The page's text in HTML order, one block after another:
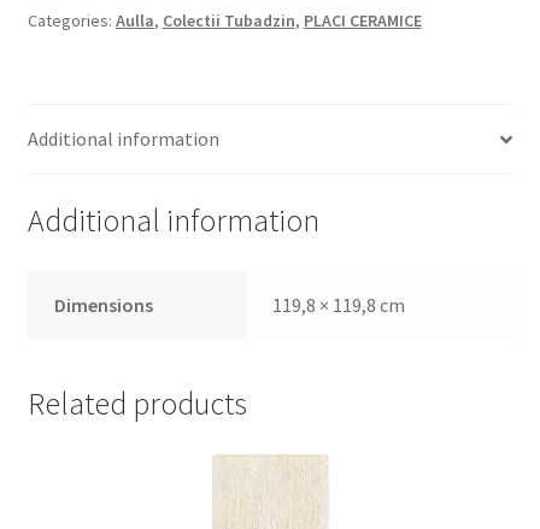
Categories: Aulla, Colectii Tubadzin, PLACI CERAMICE
Additional information
Additional information
Dimensions 119,8 × 119,8 cm
Related products